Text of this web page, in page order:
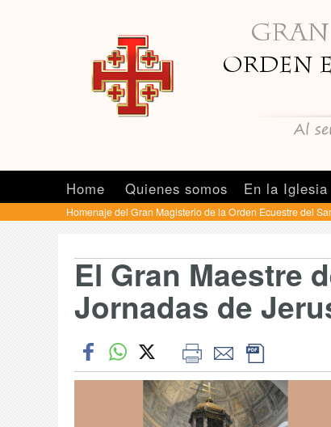
Home Quienes somos En la Iglesia
Homenaje del Gran Magisterio de la Orden Ecuestre del
El Gran Maestre
Jornadas de